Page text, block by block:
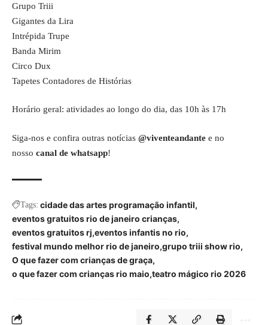
Grupo Triii
Gigantes da Lira
Intrépida Trupe
Banda Mirim
Circo Dux
Tapetes Contadores de Histórias
Horário geral: atividades ao longo do dia, das 10h às 17h
Siga-nos e confira outras notícias @viventeandante e no
nosso canal de whatsapp!
Tags: cidade das artes programação infantil
eventos gratuitos rio de janeiro crianças
eventos gratuitos rj eventos infantis no rio
festival mundo melhor rio de janeiro grupo triii show rio
O que fazer com crianças de graça
o que fazer com crianças rio maio teatro mágico rio 2026